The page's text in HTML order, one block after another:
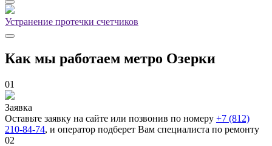
Устранение протечки счетчиков
Как мы работаем метро Озерки
01
Заявка
Оставьте заявку на сайте или позвонив по номеру +7 (812)
210-84-74, и оператор подберет Вам специалиста по ремонту
02